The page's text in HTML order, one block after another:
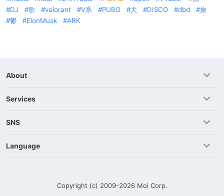
DJ
歌 valorant V系 PUBG 犬 DISCO dbd
旅
鬱
ElonMusk ARK
About
Services
SNS
Language
Copyright (c) 2009-2026 Moi Corp.